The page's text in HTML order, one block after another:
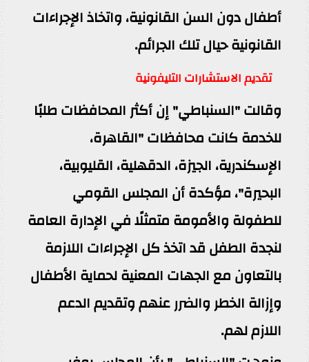
أطفال دون السن القانونية، واتخاذ الإجراءات
القانونية حيال تلك الجرائم.
تقديم الاستشارات التليفونية
وقالت "السنباطي" إن أكثر المحافظات طلبًا
للخدمة كانت محافظات "القاهرة،
الإسكندرية، الجيزة، الدقهلية، القليوبية،
البحيرة"، مؤكدة أن المجلس القومي
للطفولة والأمومة متمثلًا في الإدارة العامة
لنجدة الطفل قد اتخذ كل الإجراءات اللازمة
بالتعاون مع الجهات المعنية لحماية الأطفال
وإزالة الخطر والضرر عنهم وتقديم الدعم
اللازم لهم.